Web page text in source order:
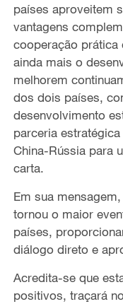
países aproveitem
vantagens
cooperação prática
ainda mais o
melhorem
dos dois países,
desenvolvimento
parceria
China-Rússia para
carta.
Em sua
tornou o maior
países,
diálogo direto e
Acredita-se que
positivos, traçará